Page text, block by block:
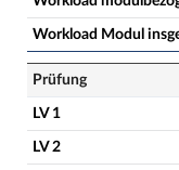
Workload Modul
Prüfung
LV 1
LV 2